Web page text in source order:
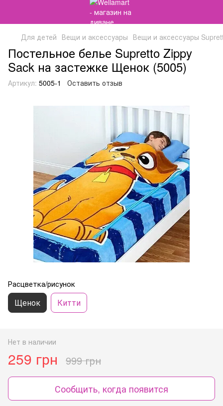
Для детей Вещи и аксессуары Вещи и аксессуары
Постельное белье Supretto Zippy
Sack на застежке Щенок (5005)
Артикул: 5005-1 Оставить отзыв
Расцветка/рисунок
Щенок Китти
Нет в наличии
259 грн 999 грн
Сообщить, когда появится